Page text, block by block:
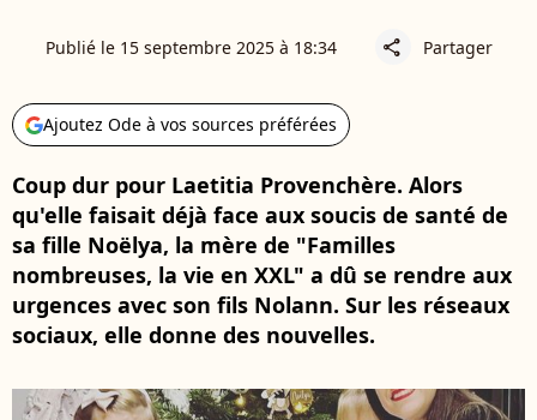
Publié le 15 septembre 2025 à 18:34 share Partager
Ajoutez Ode à vos sources préférées
Coup dur pour Laetitia Provenchère. Alors
qu'elle faisait déjà face aux soucis de santé de
sa fille Noëlya, la mère de "Familles
nombreuses, la vie en XXL" a dû se rendre aux
urgences avec son fils Nolann. Sur les réseaux
sociaux, elle donne des nouvelles.